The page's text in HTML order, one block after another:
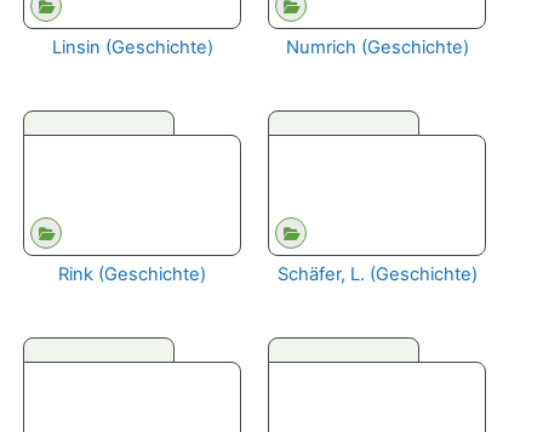
Linsin (Geschichte) Numrich (Geschichte)
Rink (Geschichte) Schäfer, L. (Geschichte)